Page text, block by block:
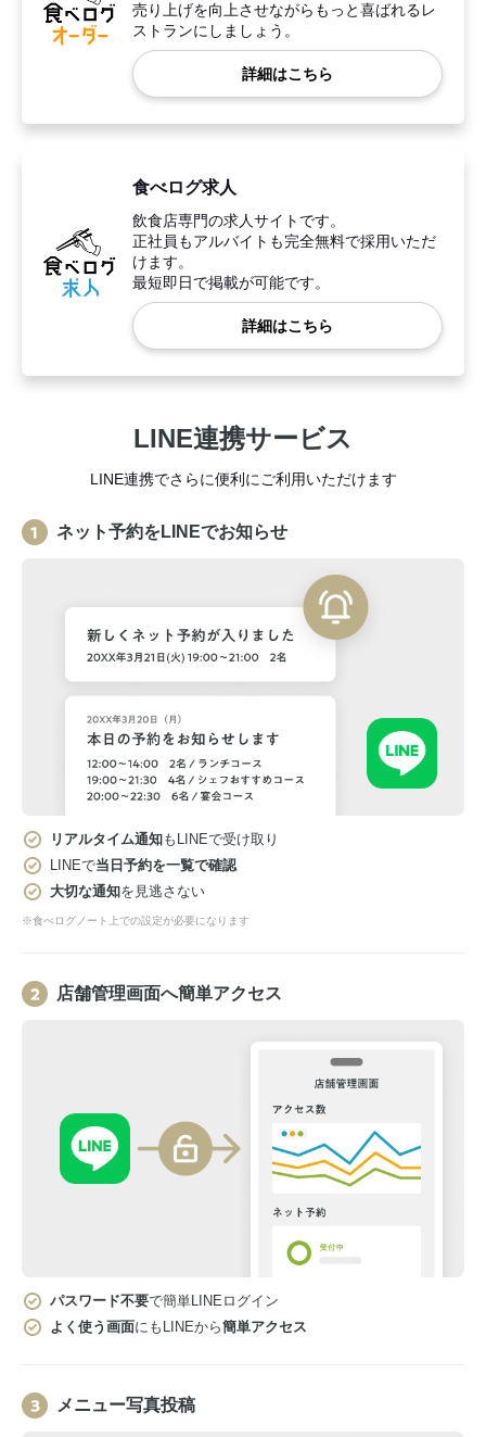
売り上げを向上させながらもっと喜ばれるレ
ストランにしましょう。
詳細はこちら
食べログ求人
飲食店専門の求人サイトです。
正社員もアルバイトも完全無料で採用いただ
けます。
最短即日で掲載が可能です。
詳細はこちら
LINE連携サービス
LINE連携でさらに便利にご利用いただけます
ネット予約をLINEでお知らせ
リアルタイム通知もLINEで受け取り
LINEで当日予約を一覧で確認
大切な通知を見逃さない
※食べログノート上での設定が必要になります
店舗管理画面へ簡単アクセス
パスワード不要で簡単LINEログイン
よく使う画面にもLINEから簡単アクセス
メニュー写真投稿